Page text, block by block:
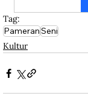
Tag:
PameranSeni
Kultur